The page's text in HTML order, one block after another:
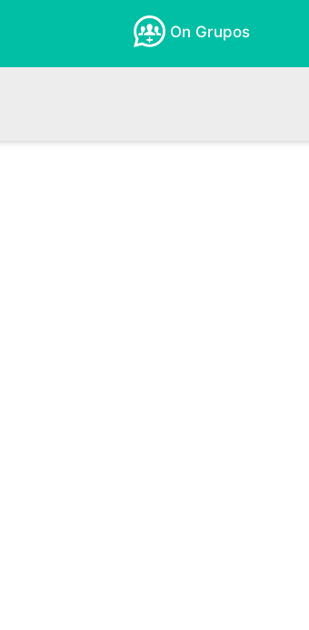
On Grupos